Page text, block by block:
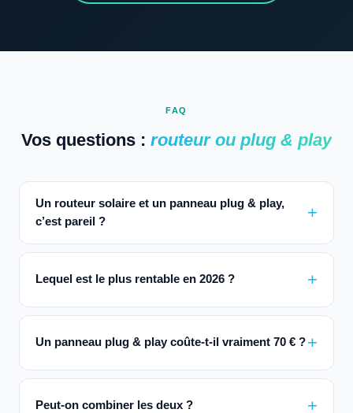
FAQ
Vos questions : routeur ou plug & play
Un routeur solaire et un panneau plug & play,
c’est pareil ?
Lequel est le plus rentable en 2026 ?
Un panneau plug & play coûte-t-il vraiment 70 € ?
Peut-on combiner les deux ?